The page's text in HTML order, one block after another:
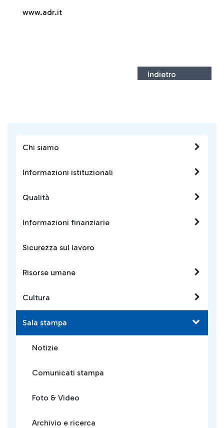
Chi siamo
Informazioni istituzionali
Qualità
Informazioni finanziarie
Sicurezza sul lavoro
Risorse umane
Cultura
Sala stampa
Notizie
Comunicati stampa
Foto & Video
Archivio e ricerca
www.adr.it
Indietro